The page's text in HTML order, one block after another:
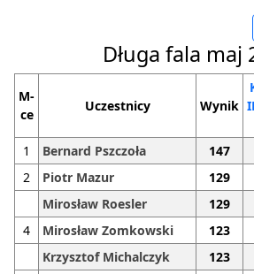
Długa fala maj
M-
ce
Uczestnicy Wynik
1 Bernard Pszczoła 147
2
Piotr Mazur 129
Mirosław Roesler
129
4
Mirosław Zomkowski 123
Krzysztof Michalczyk
123